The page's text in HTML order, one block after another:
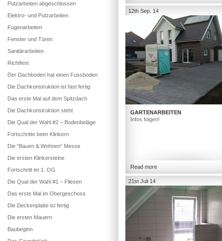
12th Sep. 14
GARTENARBEITEN
Infos folgen!
Read more
21st Juli 14
Putzarbeiten abgeschlossen
Elektro- und Putzarbeiten
Fugenarbeiten
Fenster und Türen
Sanitärarbeiten
Richtfest
Der Dachboden hat einen Fussboden
Die Dachkonstruktion ist fast fertig
Das erste Mal auf dem Spitzdach
Die Dachkonstruktion steht
Die Qual der Wahl #2 – Bodenbeläge
Fortschritte beim Klinkern
Die “Bauen & Wohnen” Messe
Die ersten Klinkersteine
Fortschritt im 1. OG
Die Qual der Wahl #1 – Fliesen
Das erste Mal im Obergeschoss
Die Deckenplatte ist fertig
Die ersten Mauern
Baubeginn